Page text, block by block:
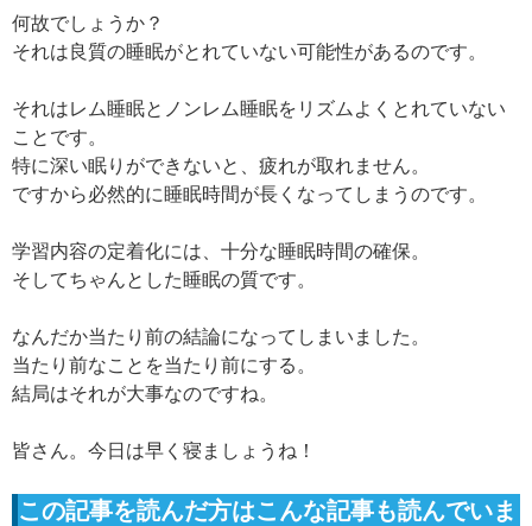
何故でしょうか？
それは良質の睡眠がとれていない可能性があるのです。
それはレム睡眠とノンレム睡眠をリズムよくとれていない
ことです。
特に深い眠りができないと、疲れが取れません。
ですから必然的に睡眠時間が長くなってしまうのです。
学習内容の定着化には、十分な睡眠時間の確保。
そしてちゃんとした睡眠の質です。
なんだか当たり前の結論になってしまいました。
当たり前なことを当たり前にする。
結局はそれが大事なのですね。
皆さん。今日は早く寝ましょうね！
この記事を読んだ方はこんな記事も読んでいま